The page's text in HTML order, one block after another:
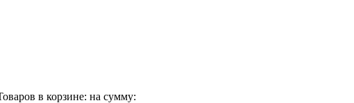
в корзине: на сумму: